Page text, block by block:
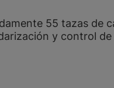
55 tazas de
y control